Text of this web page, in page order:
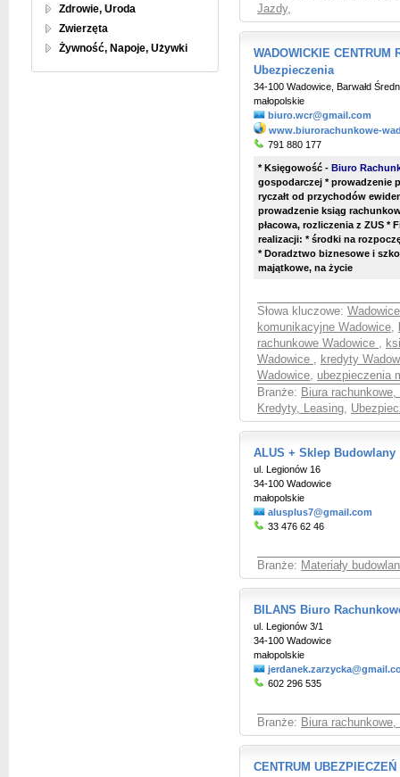
Zdrowie, Uroda
Zwierzęta
Żywność, Napoje, Używki
Jazdy,
WADOWICKIE CENTRUM
Ubezpieczenia
34-100 Wadowice, Barwałd
małopolskie
biuro.wcr@gmail.com
www.biurorachunkowe-
791 880 177
* Księgowość - Biuro
gospodarczej * prowadzenie
ryczałt od przychodów
prowadzenie ksiąg
płacowa, rozliczenia z ZUS *
realizacji: * środki na
* Doradztwo biznesowe i
majątkowe, na życie
Słowa kluczowe:
komunikacyjne Wadowice,
rachunkowe Wadowice ,
Wadowice , kredyty
Wadowice, ubezpieczenia
Branże: Biura
Kredyty, Leasing,
ALUS + Sklep Budowlany
ul. Legionów 16
34-100 Wadowice
małopolskie
alusplus7@gmail.com
33 476 62 46
Branże: Materiały
BILANS Biuro
ul. Legionów 3/1
34-100 Wadowice
małopolskie
602 296 535
Branże: Biura
CENTRUM